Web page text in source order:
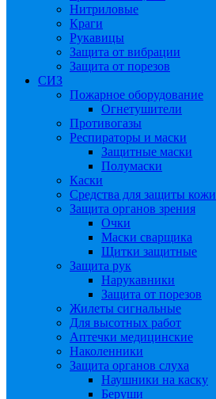
Нитриловые
Краги
Рукавицы
Защита от вибрации
Защита от порезов
СИЗ
Пожарное оборудование
Огнетушители
Противогазы
Респираторы и маски
Защитные маски
Полумаски
Каски
Средства для защиты кожи
Защита органов зрения
Очки
Маски сварщика
Щитки защитные
Защита рук
Нарукавники
Защита от порезов
Жилеты сигнальные
Для высотных работ
Аптечки медицинские
Наколенники
Защита органов слуха
Наушники на каску
Беруши